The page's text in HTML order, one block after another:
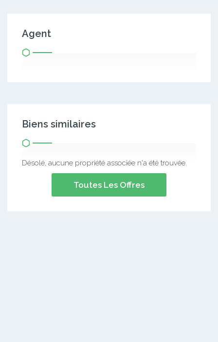
Agent
Biens similaires
Désolé, aucune propriété associée n'a été trouvée.
Toutes Les Offres